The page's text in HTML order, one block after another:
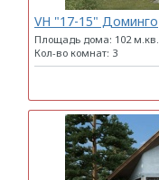
VH "17-15" Доминго
Площадь дома: 102 м.кв.
Кол-во комнат: 3